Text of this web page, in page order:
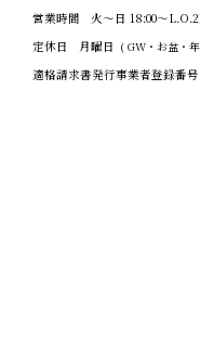
営業時間
火～日 18:00～
定休日 月曜日 ( GW・お盆・
適格請求書発行事業者登録番号